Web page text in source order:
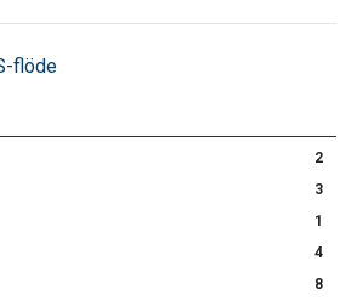
flöde
2
3
1
4
8